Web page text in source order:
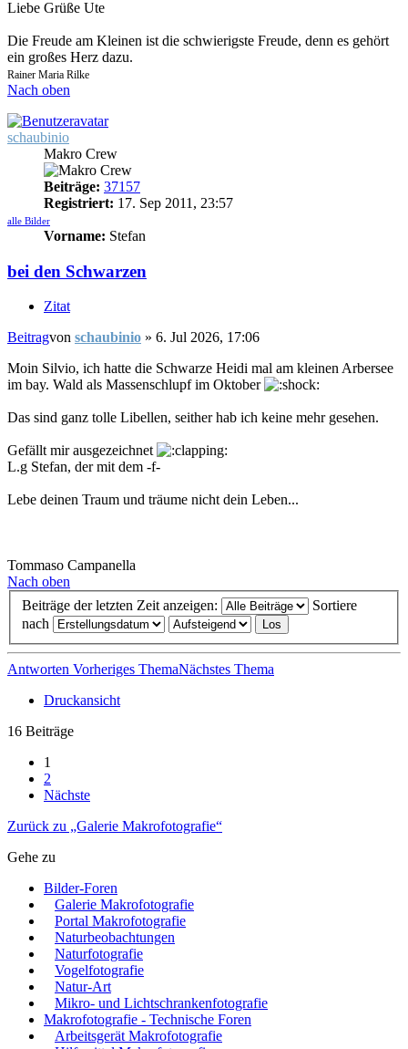
Liebe Grüße Ute
Die Freude am Kleinen ist die schwierigste Freude, denn es gehört
ein großes Herz dazu.
Rainer Maria Rilke
Nach oben
schaubinio
Makro Crew
Beiträge: 37157
Registriert: 17. Sep 2011, 23:57
alle Bilder
Vorname: Stefan
bei den Schwarzen
Zitat
Beitragvon schaubinio » 6. Jul 2026, 17:06
Moin Silvio, ich hatte die Schwarze Heidi mal am kleinen Arbersee
im bay. Wald als Massenschlupf im Oktober
Das sind ganz tolle Libellen, seither hab ich keine mehr gesehen.
Gefällt mir ausgezeichnet
L.g Stefan, der mit dem -f-
Lebe deinen Traum und träume nicht dein Leben...
Tommaso Campanella
Nach oben
Beiträge der letzten Zeit anzeigen:
Sortiere
nach
Antworten Vorheriges ThemaNächstes Thema
Druckansicht
16 Beiträge
1
2
Nächste
Zurück zu „Galerie Makrofotografie“
Gehe zu
Bilder-Foren
Galerie Makrofotografie
Portal Makrofotografie
Naturbeobachtungen
Naturfotografie
Vogelfotografie
Natur-Art
Mikro- und Lichtschrankenfotografie
Makrofotografie - Technische Foren
Arbeitsgerät Makrofotografie